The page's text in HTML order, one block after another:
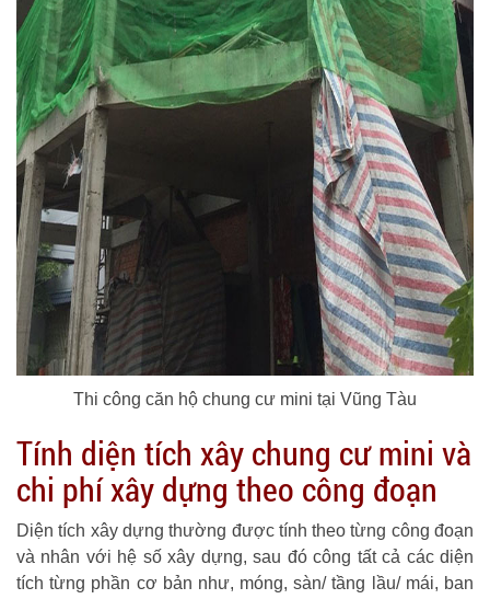
Thi công căn hộ chung cư mini tại Vũng Tàu
Tính diện tích xây chung cư mini và
chi phí xây dựng theo công đoạn
Diện tích xây dựng thường được tính theo từng công đoạn
và nhân với hệ số xây dựng, sau đó công tất cả các diện
tích từng phần cơ bản như, móng, sàn/ tầng lầu/ mái, ban